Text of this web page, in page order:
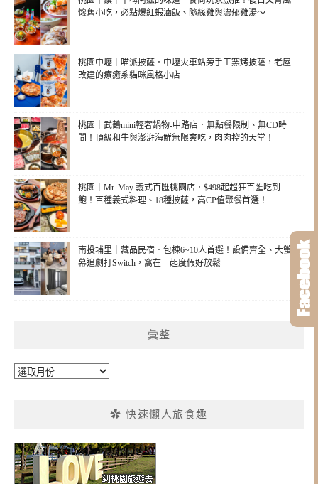
懷舊小吃，必點爆紅蝦滷飯、隨緣雞與濃郁雞湯～
桃園中壢｜喵派披薩．中壢火車站旁手工窯烤披薩，老屋
改建的療癒系貓咪風格小店
桃園｜武鶴mini輕奢鍋物-中路店．無點餐限制、無CD時
間！頂級和牛與澎湃海鮮無限爽吃，肉肉控的天堂！
桃園｜Mr. May 義式百匯桃園店．$498起超狂百匯吃到
飽！百種義式料理、18種披薩，高CP值聚餐首選！
南投埔里｜藏品民宿．包棟6~10人首選！設備齊全、大螢
幕追劇打Switch，窩在一起度假好放鬆
彙整
彙
✿ 快速懶人旅食趣